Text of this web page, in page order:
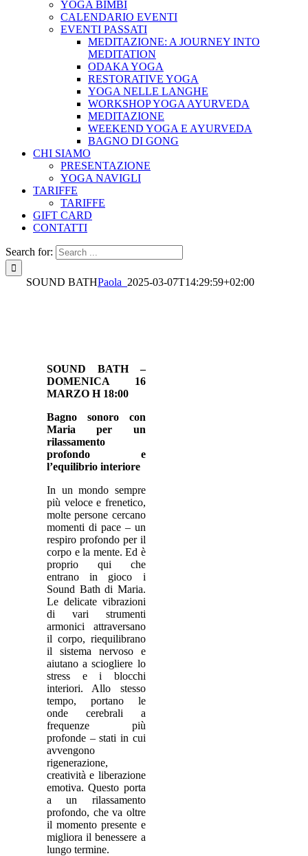
YOGA BIMBI
CALENDARIO EVENTI
EVENTI PASSATI
MEDITAZIONE: A JOURNEY INTO
MEDITATION
ODAKA YOGA
RESTORATIVE YOGA
YOGA NELLE LANGHE
WORKSHOP YOGA AYURVEDA
MEDITAZIONE
WEEKEND YOGA E AYURVEDA
BAGNO DI GONG
CHI SIAMO
PRESENTAZIONE
YOGA NAVIGLI
TARIFFE
TARIFFE
GIFT CARD
CONTATTI
Search for:
SOUND BATHPaola_ 2025-03-07T14:29:59+02:00
SOUND BATH –
DOMENICA 16
MARZO H 18:00
Bagno sonoro con
Maria per un
rilassamento
profondo e
l’equilibrio interiore
In un mondo sempre
più veloce e frenetico,
molte persone cercano
momenti di pace – un
respiro profondo per il
corpo e la mente. Ed è
proprio qui che
entrano in gioco i
Sound Bath di Maria.
Le delicate vibrazioni
di vari strumenti
armonici attraversano
il corpo, riequilibrano
il sistema nervoso e
aiutano a sciogliere lo
stress e i blocchi
interiori. Allo stesso
tempo, portano le
onde cerebrali a
frequenze più
profonde – stati in cui
avvengono
rigenerazione,
creatività e liberazione
emotiva. Questo porta
a un rilassamento
profondo, che va oltre
il momento presente e
migliora il benessere a
lungo termine.